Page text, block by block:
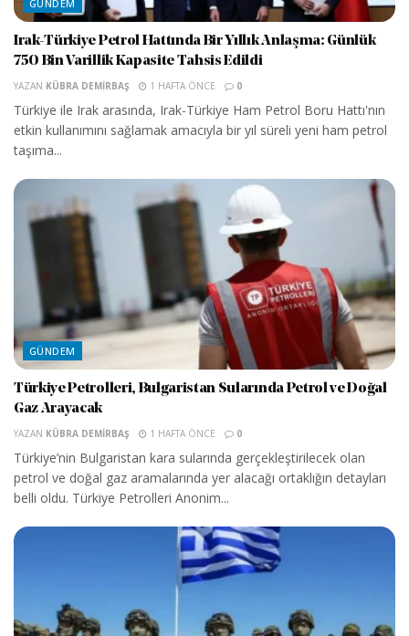
GÜNDEM
Irak-Türkiye Petrol Hattında Bir Yıllık Anlaşma: Günlük
750 Bin Varillik Kapasite Tahsis Edildi
YAZAN KÜBRA DEMIRBAŞ 1 HAFTA ÖNCE 0
Türkiye ile Irak arasında, Irak-Türkiye Ham Petrol Boru Hattı'nın
etkin kullanımını sağlamak amacıyla bir yıl süreli yeni ham petrol
taşıma...
GÜNDEM
Türkiye Petrolleri, Bulgaristan Sularında Petrol ve Doğal
Gaz Arayacak
YAZAN KÜBRA DEMIRBAŞ 1 HAFTA ÖNCE 0
Türkiye’nin Bulgaristan kara sularında gerçekleştirilecek olan
petrol ve doğal gaz aramalarında yer alacağı ortaklığın detayları
belli oldu. Türkiye Petrolleri Anonim...